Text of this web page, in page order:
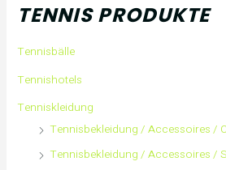
n
TENNIS PRODUKTE
Tennisbälle
Tennishotels
Tenniskleidung
Tennisbekleidung / Accessoires /
Tennisbekleidung / Accessoires /